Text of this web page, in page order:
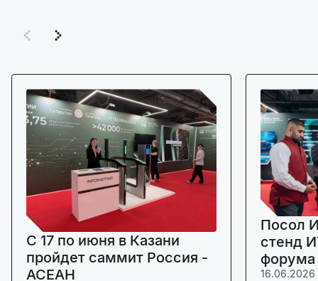
C 17 по июня в Казани
пройдет саммит Россия -
АСЕАН
Посол
стенд
16.06.2026